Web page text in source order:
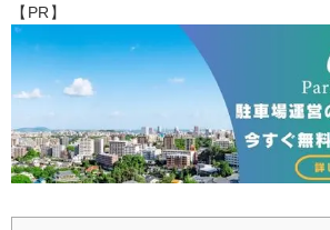
【PR】